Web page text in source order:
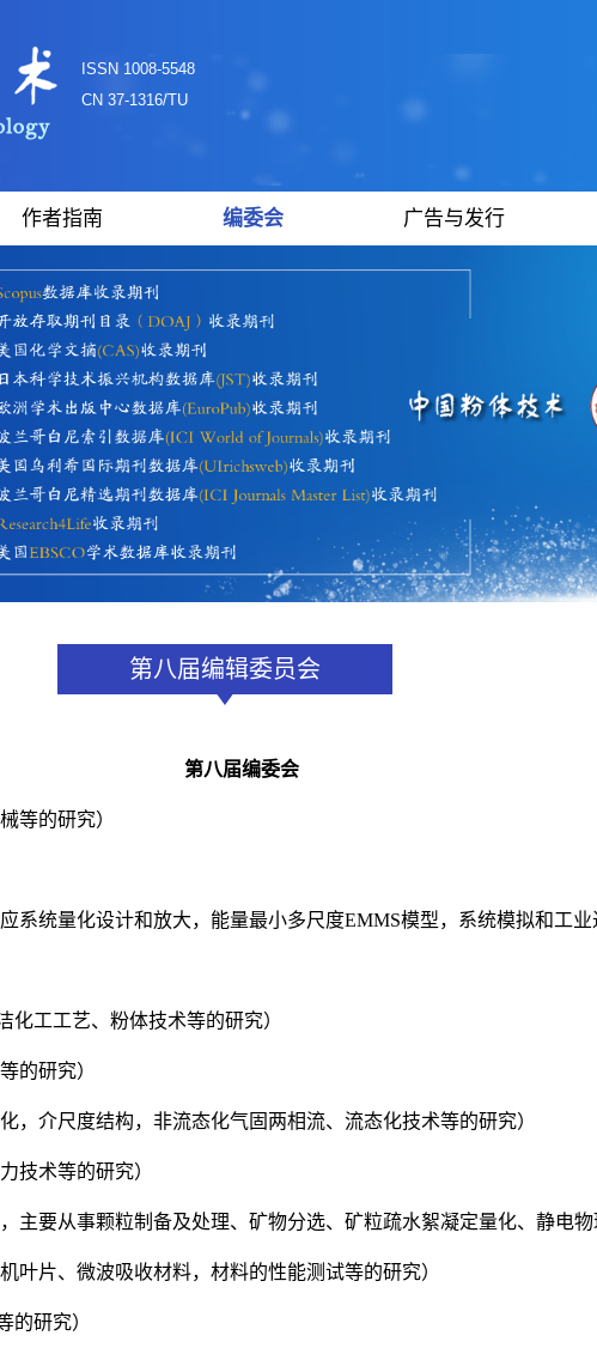
ISSN 1008-5548
CN 37-1316/TU
作者指南 编委会 广告与发行
第八届编辑委员会
第八届编委会
等的研究）
系统量化设计和放大，能量最小多尺度EMMS模型，系统模拟和工
工工艺、粉体技术等的研究）
的研究）
，介尺度结构，非流态化气固两相流、流态化技术等的研究）
技术等的研究）
主要从事颗粒制备及处理、矿物分选、矿粒疏水絮凝定量化、静电物
叶片、微波吸收材料，材料的性能测试等的研究）
研究）